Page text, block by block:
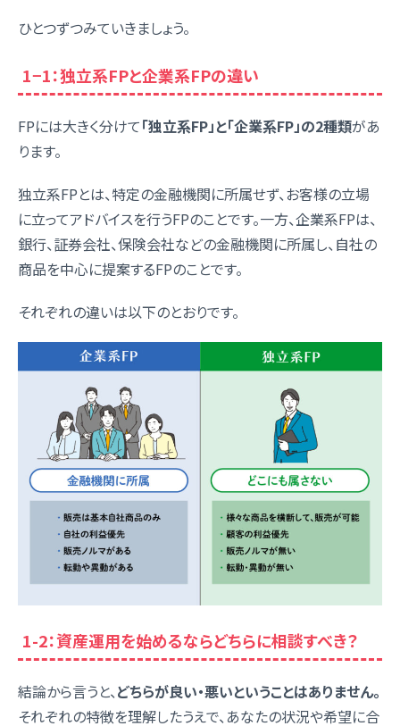
ひとつずつみていきましょう。
1−1：独立系FPと企業系FPの違い
FPには大きく分けて「独立系FP」と「企業系FP」の2種類があ
ります。
独立系FPとは、特定の金融機関に所属せず、お客様の立場
に立ってアドバイスを行うFPのことです。一方、企業系FPは、
銀行、証券会社、保険会社などの金融機関に所属し、自社の
商品を中心に提案するFPのことです。
それぞれの違いは以下のとおりです。
1-2：資産運用を始めるならどちらに相談すべき？
結論から言うと、どちらが良い・悪いということはありません。
それぞれの特徴を理解したうえで、あなたの状況や希望に合